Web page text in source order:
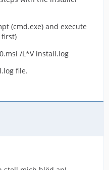
(cmd.exe) and execute
/L*V install.log
file.